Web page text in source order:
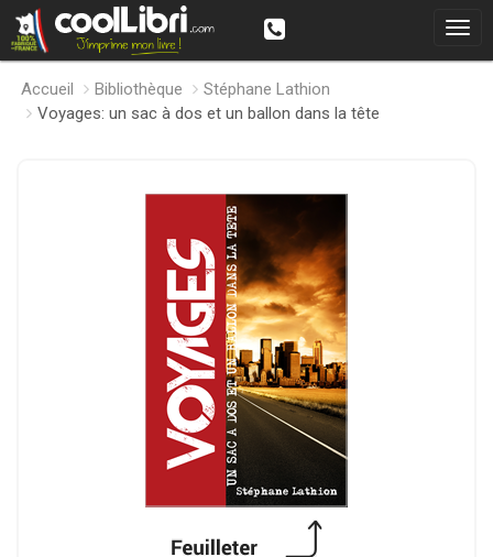
Accueil Bibliothèque
Stéphane Lathion
Voyages: un sac à dos et un ballon dans la tête